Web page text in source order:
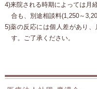
4)来院される時期によっては月
合も、別途相談料(1,250～
5)薬の反応には個人差があり
す。ご了承ください。